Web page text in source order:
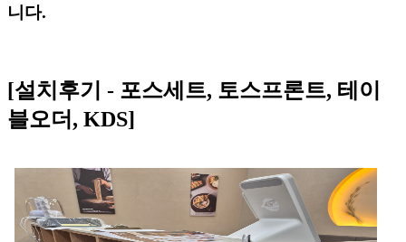
니다.
[설치후기 - 포스세트, 토스프론트, 테이
블오더, KDS]